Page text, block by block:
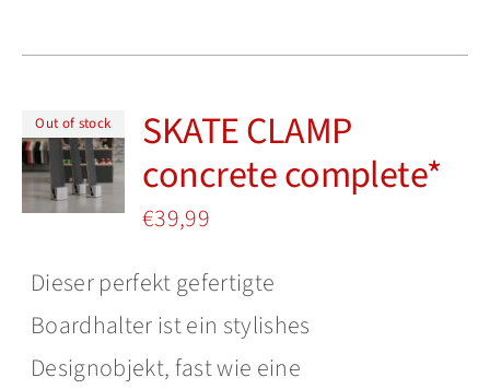
Out of stock
SKATE CLAMP
concrete complete*
€39,99
Dieser perfekt gefertigte
Boardhalter ist ein stylishes
Designobjekt, fast wie eine